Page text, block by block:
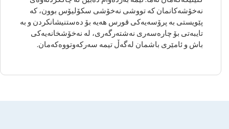
نەخۆشەکانمان کە تووشی نەخۆشی سکۆلیۆس بوون، کە
پێویستی بە پرۆسەیەکی قورس هەیە بۆ دەستنیشانکردن و بە
تایبەتی بۆ چارەسەری نەشتەرگەری، لە نەخۆشخانەیەکی
باش و ئامێری باشمان لەگەڵ تیمە سەرکەوتووەکەمان.